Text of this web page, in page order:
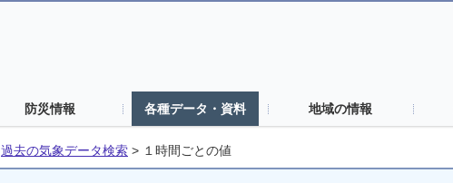
防災情報 各種データ・資料 地域の情報
過去の気象データ検索 > １時間ごとの値